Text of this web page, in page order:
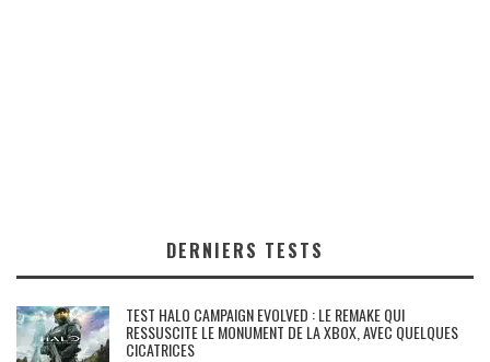
DERNIERS TESTS
TEST HALO CAMPAIGN EVOLVED : LE REMAKE QUI
RESSUSCITE LE MONUMENT DE LA XBOX, AVEC QUELQUES
CICATRICES